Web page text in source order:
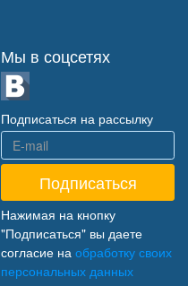
Мы в соцсетях
Подписаться на рассылку
Нажимая на кнопку
"Подписаться" вы даете
согласие на обработку своих
персональных данных